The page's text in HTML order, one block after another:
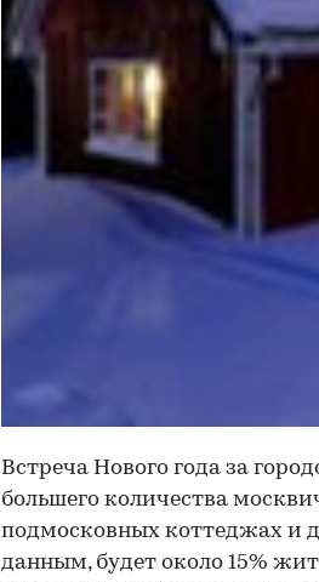
Встреча Нового года за
большего количества
подмосковных коттеджах и
данным, будет около 15%